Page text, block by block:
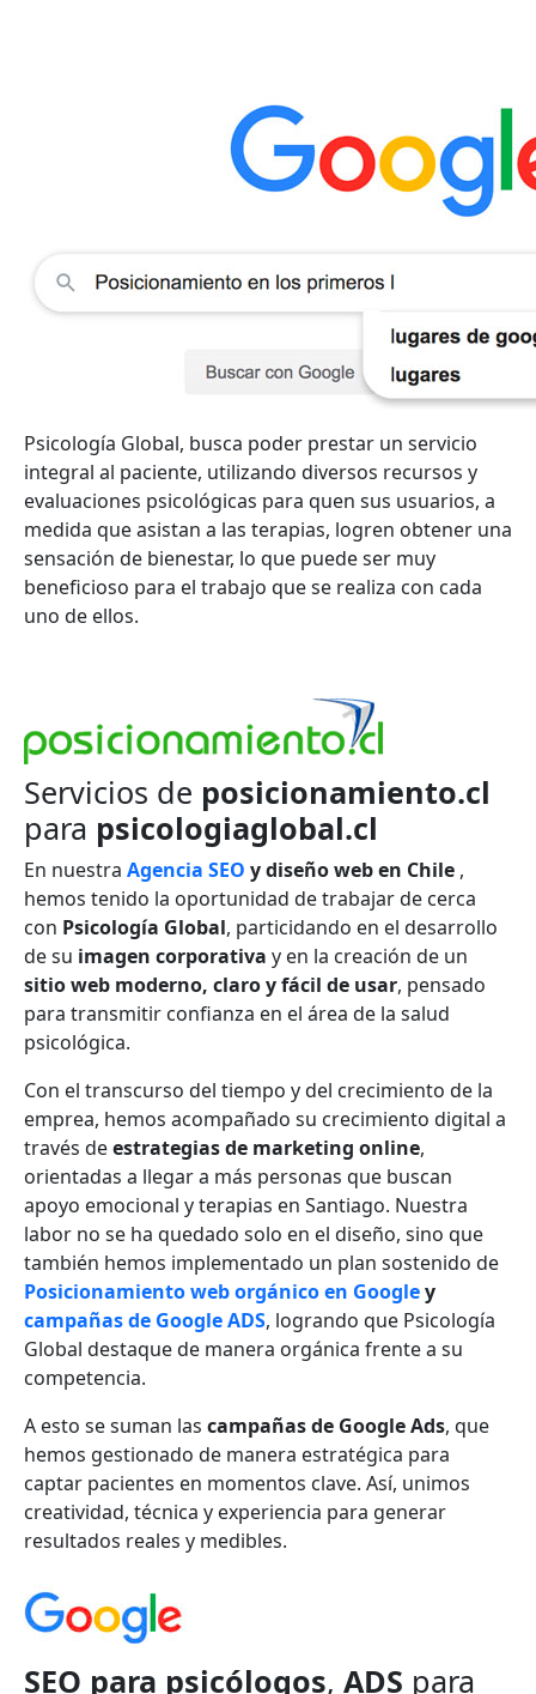
Psicología Global, busca poder prestar un servicio
integral al paciente, utilizando diversos recursos y
evaluaciones psicológicas para quen sus usuarios, a
medida que asistan a las terapias, logren obtener una
sensación de bienestar, lo que puede ser muy
beneficioso para el trabajo que se realiza con cada
uno de ellos.
Servicios de posicionamiento.cl
para psicologiaglobal.cl
En nuestra Agencia SEO y diseño web en Chile ,
hemos tenido la oportunidad de trabajar de cerca
con Psicología Global, particidando en el desarrollo
de su imagen corporativa y en la creación de un
sitio web moderno, claro y fácil de usar, pensado
para transmitir confianza en el área de la salud
psicológica.
Con el transcurso del tiempo y del crecimiento de la
emprea, hemos acompañado su crecimiento digital a
través deestrategias de marketing online,
orientadas a llegar a más personas que buscan
apoyo emocional y terapias en Santiago. Nuestra
labor no se ha quedado solo en el diseño, sino que
también hemos implementado un plan sostenido de
Posicionamiento web orgánico en Googley
campañas de Google ADS, logrando que Psicología
Global destaque de manera orgánica frente a su
competencia.
A esto se suman las campañas de Google Ads, que
hemos gestionado de manera estratégica para
captar pacientes en momentos clave. Así, unimos
creatividad, técnica y experiencia para generar
resultados reales y medibles.
SEO para psicólogos, ADS para